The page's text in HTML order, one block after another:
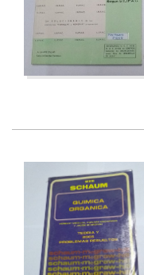
Cocina
Derecho
Discos deVinilo. LP
Divulgación científica